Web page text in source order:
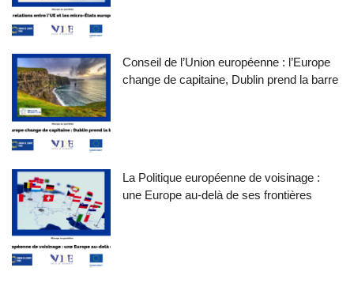
Conseil de l’Union européenne : l’Europe
change de capitaine, Dublin prend la barre
La Politique européenne de voisinage :
une Europe au-delà de ses frontières